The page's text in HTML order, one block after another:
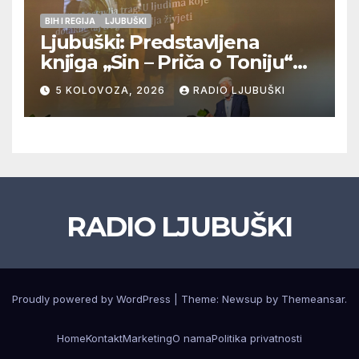
BIH I REGIJA LJUBUŠKI
Ljubuški: Predstavljena
knjiga „Sin – Priča o Toniju“
dr. sc. Zdenka Hercega
5 KOLOVOZA, 2026 RADIO LJUBUŠKI
RADIO LJUBUŠKI
Proudly powered by WordPress Theme: Newsup by Themeansar.
HomeKontaktMarketingO namaPolitika privatnosti